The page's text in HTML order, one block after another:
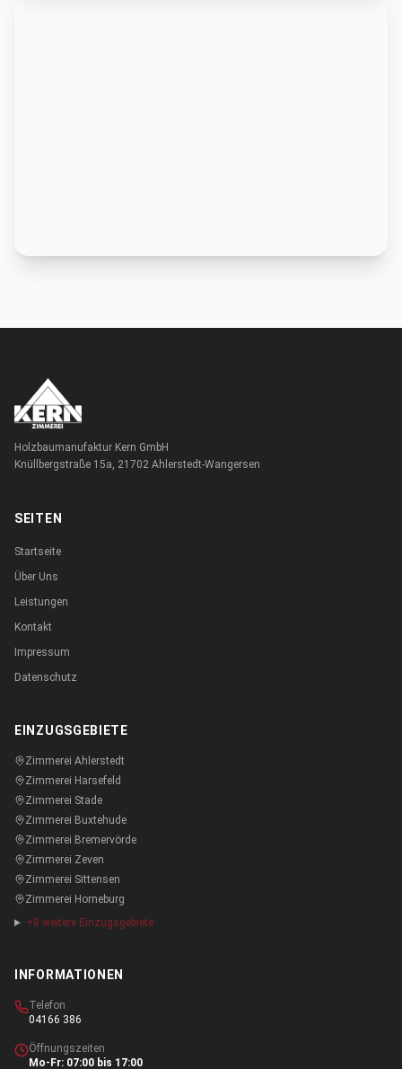
Holzbaumanufaktur Kern GmbH
Knüllbergstraße 15a, 21702 Ahlerstedt-Wangersen
SEITEN
Startseite
Über Uns
Leistungen
Kontakt
Impressum
Datenschutz
EINZUGSGEBIETE
Zimmerei Ahlerstedt
Zimmerei Harsefeld
Zimmerei Stade
Zimmerei Buxtehude
Zimmerei Bremervörde
Zimmerei Zeven
Zimmerei Sittensen
Zimmerei Horneburg
+8 weitere Einzugsgebiete
INFORMATIONEN
Telefon
04166 386
Öffnungszeiten
Mo-Fr: 07:00 bis 17:00